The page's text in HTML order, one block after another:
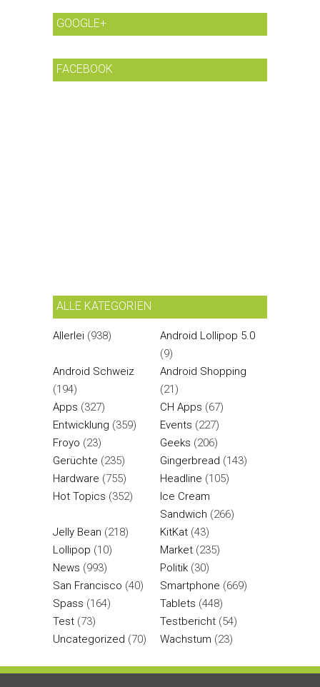
GOOGLE+
FACEBOOK
ALLE KATEGORIEN
Allerlei (938)
Android Lollipop 5.0
(9)
Android Schweiz
(194)
Android Shopping
(21)
Apps (327) CH Apps (67)
Entwicklung (359) Events (227)
Froyo (23) Geeks (206)
Gerüchte (235) Gingerbread (143)
Hardware (755) Headline (105)
Hot Topics (352)
Ice Cream
Sandwich (266)
Jelly Bean (218) KitKat (43)
Lollipop (10) Market (235)
News (993) Politik (30)
San Francisco (40) Smartphone (669)
Spass (164) Tablets (448)
Test (73) Testbericht (54)
Uncategorized (70) Wachstum (23)